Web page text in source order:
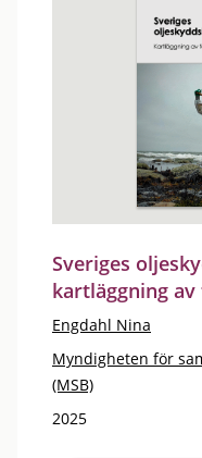
Sveriges
kartläggning
Engdahl Nina
Myndigheten för
(MSB)
2025